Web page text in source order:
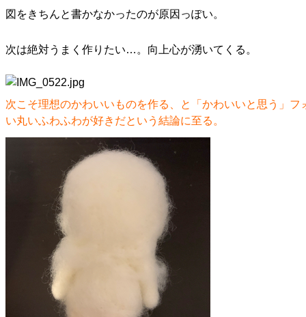
図をきちんと書かなかったのが原因っぽい。
次は絶対うまく作りたい…。向上心が湧いてくる。
次こそ理想のかわいいものを作る、と「かわいいと思う」フ
い丸いふわふわが好きだという結論に至る。